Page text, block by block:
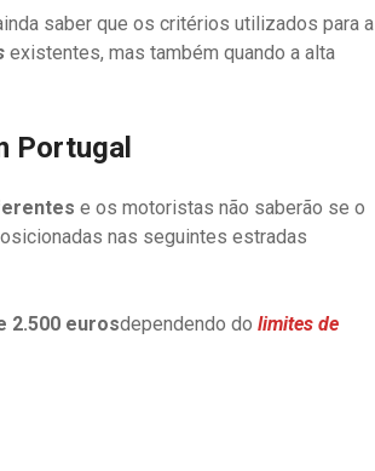
saber que os critérios utilizados para a
existentes, mas também quando a alta
Portugal
e os motoristas não saberão se o
nas seguintes estradas
2.500 eurosdependendo do limites de